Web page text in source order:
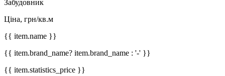
Забудовник
Ціна, грн/кв.м
{{ item.name }}
{{ item.brand_name? item.brand_name : '-' }}
{{ item.statistics_price }}